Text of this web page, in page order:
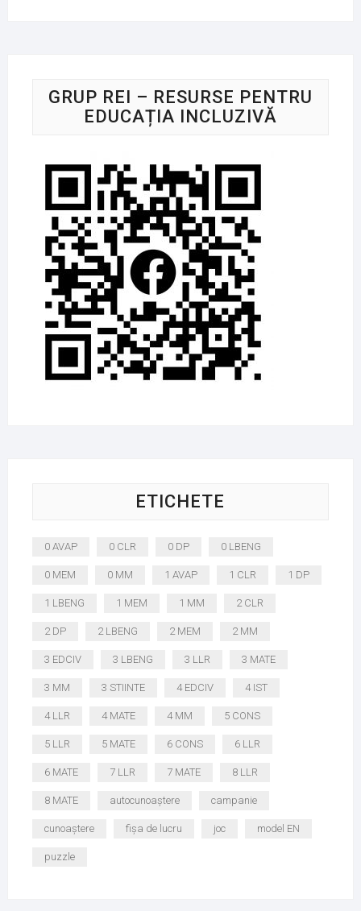
GRUP REI – RESURSE PENTRU
EDUCAȚIA INCLUZIVĂ
ETICHETE
0 AVAP 0 CLR 0 DP 0 LBENG
0 MEM 0 MM 1 AVAP 1 CLR 1 DP
1 LBENG 1 MEM 1 MM 2 CLR
2 DP 2 LBENG 2 MEM 2 MM
3 EDCIV 3 LBENG 3 LLR 3 MATE
3 MM 3 STIINTE 4 EDCIV 4 IST
4 LLR 4 MATE 4 MM 5 CONS
5 LLR 5 MATE 6 CONS 6 LLR
6 MATE 7 LLR 7 MATE 8 LLR
8 MATE autocunoaștere campanie
cunoaștere fișa de lucru joc model EN
puzzle